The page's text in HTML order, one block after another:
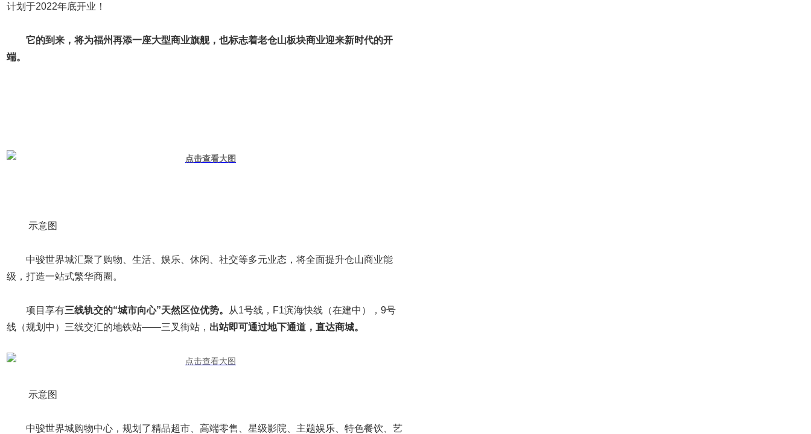
计划于2022年底开业！
它的到来，将为福州再添一座大型商业旗舰，也标志着老仓山板块商业迎来新时代的开
端。
示意图
中骏世界城汇聚了购物、生活、娱乐、休闲、社交等多元业态，将全面提升仓山商业能
级，打造一站式繁华商圈。
项目享有三线轨交的“城市向心”天然区位优势。
从1号线，F1滨海快线（在建中），9号
线（规划中）三线交汇的地铁站——三叉街站， 出站即可通过地下通道，直达商城。
示意图
中骏世界城购物中心，规划了精品超市、高端零售、星级影院、主题娱乐、特色餐饮、艺